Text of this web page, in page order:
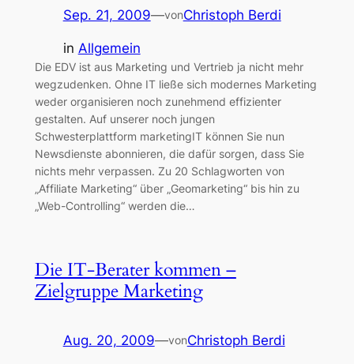
Sep. 21, 2009—vonChristoph Berdi
in Allgemein
Die EDV ist aus Marketing und Vertrieb ja nicht mehr
wegzudenken. Ohne IT ließe sich modernes Marketing
weder organisieren noch zunehmend effizienter
gestalten. Auf unserer noch jungen
Schwesterplattform marketingIT können Sie nun
Newsdienste abonnieren, die dafür sorgen, dass Sie
nichts mehr verpassen. Zu 20 Schlagworten von
„Affiliate Marketing“ über „Geomarketing“ bis hin zu
„Web-Controlling“ werden die…
Die IT-Berater kommen –
Zielgruppe Marketing
Aug. 20, 2009—vonChristoph Berdi